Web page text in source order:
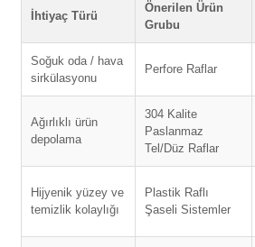
İhtiyaç Türü
Önerilen Ürün
Grubu
Soğuk oda / hava
sirkülasyonu
Perfore Raflar
Ağırlıklı ürün
depolama
304 Kalite
Paslanmaz
Tel/Düz Raflar
Hijyenik yüzey ve
temizlik kolaylığı
Plastik Raflı
Şaseli Sistemler